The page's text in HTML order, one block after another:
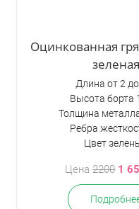
Оцинкованная
зеленая
Длина от 2
Высота борта
Толщина
Ребра
Цвет
Цена2200 1